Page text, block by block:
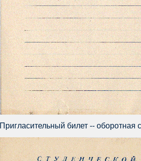
Пригласительный билет -- оборотная